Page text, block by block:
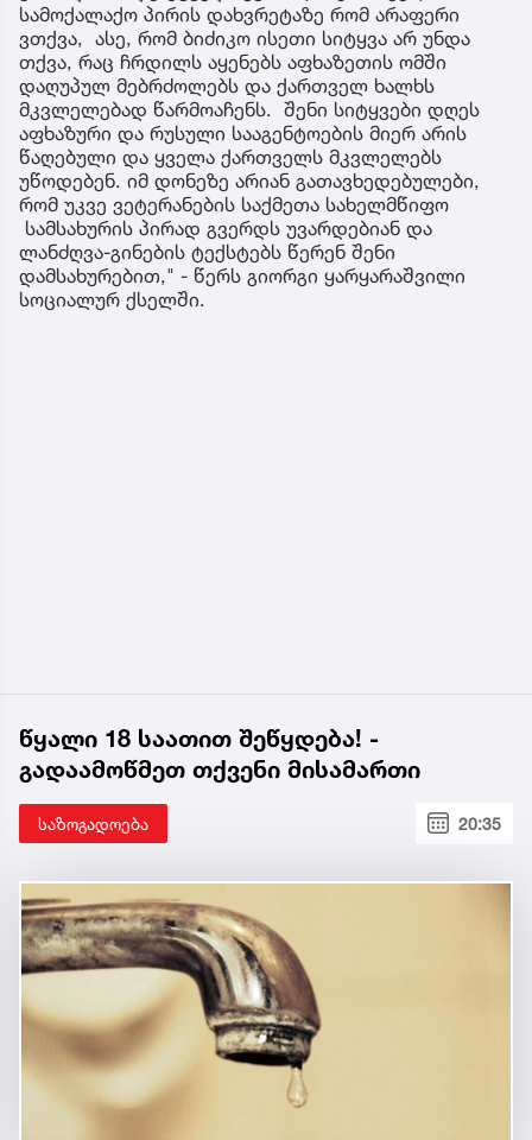
სამოქალაქო პირის დახვრეტაზე რომ არაფერი
ვთქვა, ასე, რომ ბიძიკო ისეთი სიტყვა არ უნდა
თქვა, რაც ჩრდილს აყენებს აფხაზეთის ომში
დაღუპულ მებრძოლებს და ქართველ ხალხს
მკვლელებად წარმოაჩენს. შენი სიტყვები დღეს
აფხაზური და რუსული სააგენტოების მიერ არის
წაღებული და ყველა ქართველს მკვლელებს
უწოდებენ. იმ დონეზე არიან გათავხედებულები,
რომ უკვე ვეტერანების საქმეთა სახელმწიფო
სამსახურის პირად გვერდს უვარდებიან და
ლანძღვა-გინების ტექსტებს წერენ შენი
დამსახურებით," - წერს გიორგი ყარყარაშვილი
სოციალურ ქსელში.
წყალი 18 საათით შეწყდება! -
გადაამოწმეთ თქვენი მისამართი
საზოგადოება 20:35